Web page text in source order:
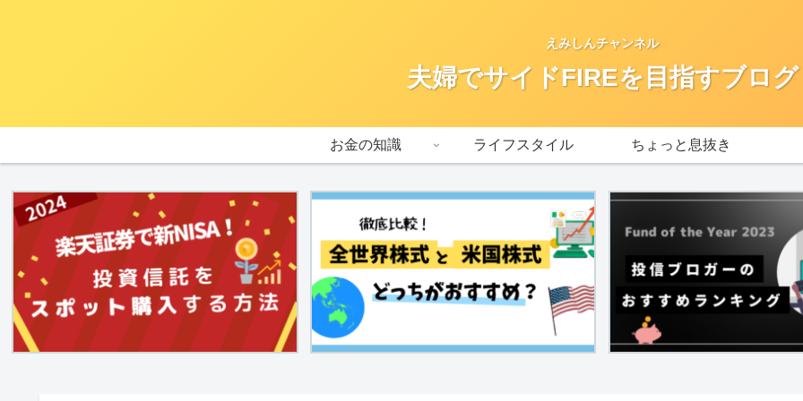
えみしんチャンネル
夫婦でサイドFIREを目指すブログ
お金の知識 ライフスタイル ちょっと息抜き